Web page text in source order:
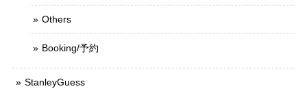
Others
Booking/予約
StanleyGuess